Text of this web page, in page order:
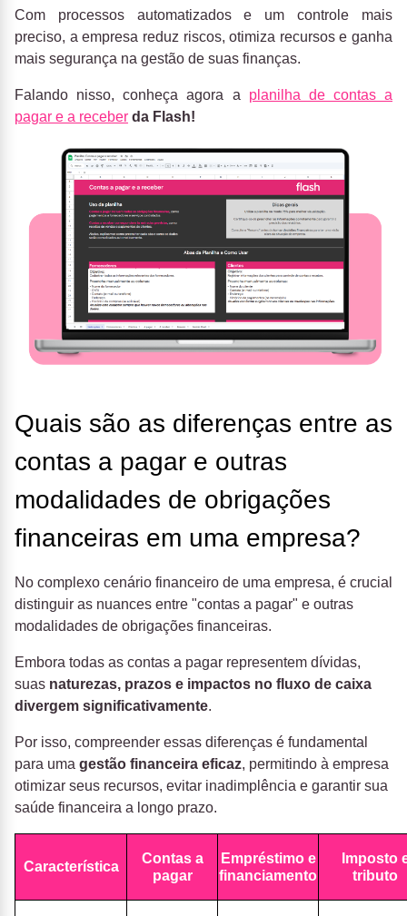
Com processos automatizados e um controle mais
preciso, a empresa reduz riscos, otimiza recursos e ganha
mais segurança na gestão de suas finanças.
Falando nisso, conheça agora a
planilha de contas a
pagar e a receber da Flash!
Quais são as diferenças entre as
contas a pagar e outras
modalidades de obrigações
financeiras em uma empresa?
No complexo cenário financeiro de uma empresa, é crucial
distinguir as nuances entre "contas a pagar" e outras
modalidades de obrigações financeiras.
Embora todas as contas a pagar representem dívidas,
suas naturezas, prazos e impactos no fluxo de caixa
divergem significativamente.
Por isso, compreender essas diferenças é fundamental
para uma gestão financeira eficaz, permitindo à empresa
otimizar seus recursos, evitar inadimplência e garantir sua
saúde financeira a longo prazo.
Característica
Contas a
pagar
Empréstimo e
financiamento
Imposto
tributo